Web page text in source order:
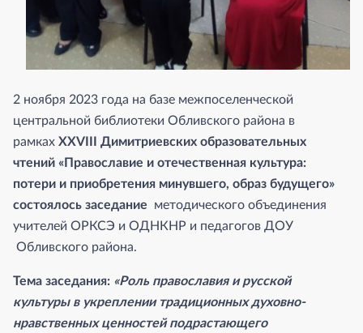
2 ноября 2023 года на базе межпоселенческой
центральной библиотеки Обливского района в
рамках XXVIII Димитриевских образовательных
чтений «Православие и отечественная культура:
потери и приобретения минувшего, образ будущего»
состоялось заседание методического объединения
учителей ОРКСЭ и ОДНКНР и педагогов ДОУ
Обливского района.
Тема заседания: «Роль православия и русской
культуры в укреплении традиционных духовно-
нравственных ценностей подрастающего